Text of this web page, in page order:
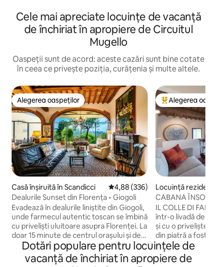
Cele mai apreciate locuințe de vacanță
de închiriat în apropiere de Circuitul
Mugello
Oaspeții sunt de acord: aceste cazări sunt bine cotate
în ceea ce privește poziția, curățenia și multe altele.
Alegerea oaspeților
Alegerea oaspeților
Casă înșiruită în Scandicci Scor mediu de 4,88 din 5, 336
4,88 (336)
Dealurile Sunset din Florența • Giogoli
Evadează în dealurile liniștite din Giogoli,
unde farmecul autentic toscan se îmbină
cu priveliști uluitoare asupra Florenței. La
doar 15 minute de centrul orașului și de
zona rurală Chianti, această casă
elegantă este punctul de plecare
perfect pentru a explora Toscana,
Locuință din
Alegerea
Locuință
CABANA
DE lângă Florența
IL COLLE DI
într-o livadă de
și cu o priveliște
din piatră a fost
urmă cu câteva
caravanserai în
Într-o poziție
Dotări populare pentru locuințele de
vacanță de închiriat în apropiere de